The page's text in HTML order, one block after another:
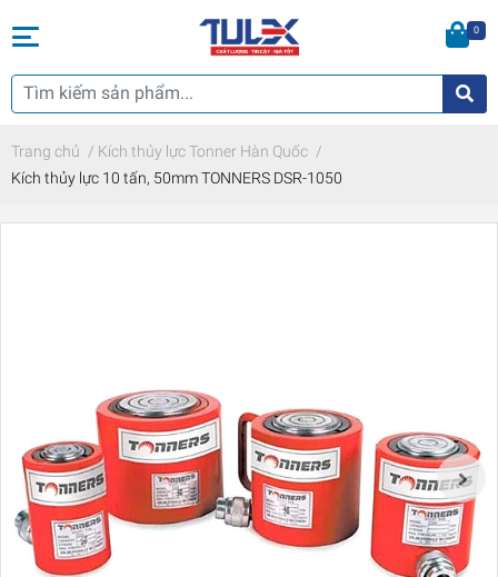
0
Trang chủ / Kích thủy lực Tonner Hàn Quốc /
Kích thủy lực 10 tấn, 50mm TONNERS DSR-1050